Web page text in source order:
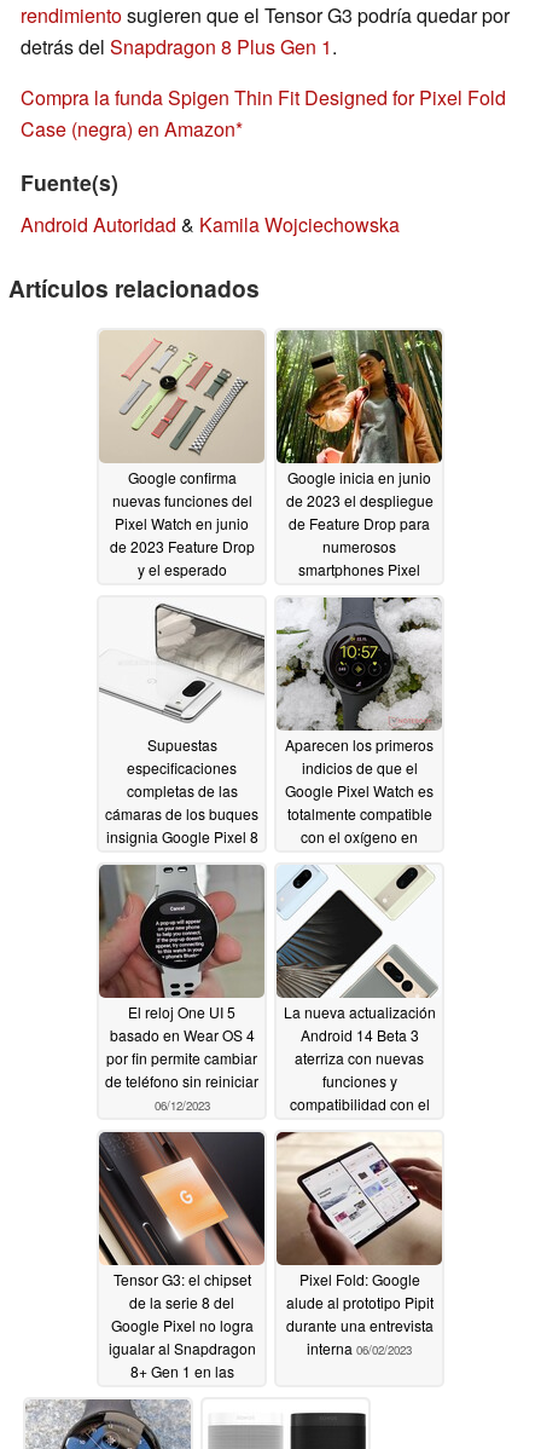
rendimientosugieren que el Tensor G3 podría quedar por
detrás del Snapdragon 8 Plus Gen 1.
Compra la funda Spigen Thin Fit Designed for Pixel Fold
Case (negra) en Amazon
Fuente(s)
Android Autoridad & Kamila Wojciechowska
Artículos relacionados
Google confirma
nuevas funciones del
Pixel Watch en junio
de 2023 Feature Drop
y el esperado
pulsera metálica
06/15/2023
Google inicia en junio
de 2023 el despliegue
de Feature Drop para
numerosos
smartphones Pixel
06/14/2023
Supuestas
especificaciones
completas de las
cámaras de los buques
insignia Google Pixel 8
y Pixel 8 Pro 06/13/2023
Aparecen los primeros
indicios de que el
Google Pixel Watch es
totalmente compatible
con el oxígeno en
sangre06/13/2023
El reloj One UI 5
basado en Wear OS 4
por fin permite cambiar
de teléfono sin reiniciar
06/12/2023
La nueva actualización
Android 14 Beta 3
aterriza con nuevas
funciones y
compatibilidad con el
Google Pixel 7a
06/08/2023
Tensor G3: el chipset
de la serie 8 del
Google Pixel no logra
igualar al Snapdragon
8+ Gen 1 en las
primeras apariciones
en Geekbench
06/06/2023
Pixel Fold: Google
alude al prototipo Pipit
durante una entrevista
interna 06/02/2023